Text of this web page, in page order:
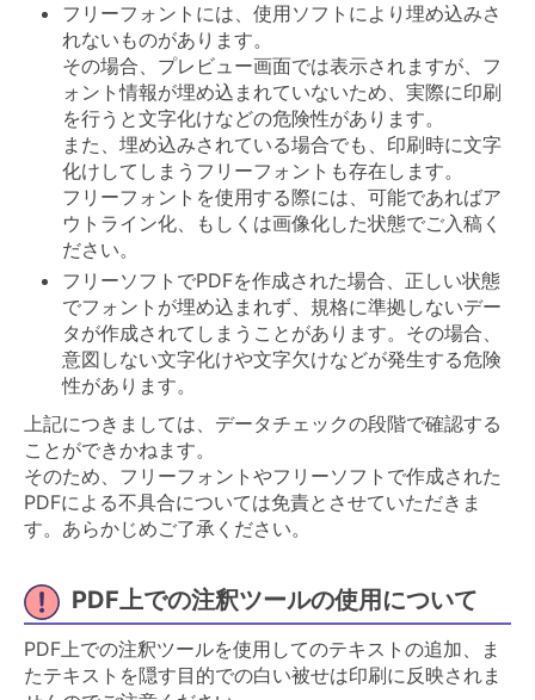
フリーフォントには、使用ソフトにより埋め込みさ
れないものがあります。
その場合、プレビュー画面では表示されますが、フ
ォント情報が埋め込まれていないため、実際に印刷
を行うと文字化けなどの危険性があります。
また、埋め込みされている場合でも、印刷時に文字
化けしてしまうフリーフォントも存在します。
フリーフォントを使用する際には、可能であればア
ウトライン化、もしくは画像化した状態でご入稿く
ださい。
フリーソフトでPDFを作成された場合、正しい状態
でフォントが埋め込まれず、規格に準拠しないデー
タが作成されてしまうことがあります。その場合、
意図しない文字化けや文字欠けなどが発生する危険
性があります。
上記につきましては、データチェックの段階で確認する
ことができかねます。
そのため、フリーフォントやフリーソフトで作成された
PDFによる不具合については免責とさせていただきま
す。あらかじめご了承ください。
PDF上での注釈ツールの使用について
PDF上での注釈ツールを使用してのテキストの追加、ま
たテキストを隠す目的での白い被せは印刷に反映されま